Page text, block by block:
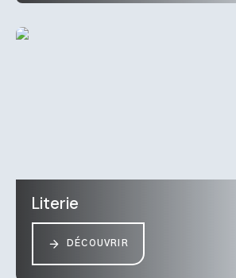
Literie
DÉCOUVRIR